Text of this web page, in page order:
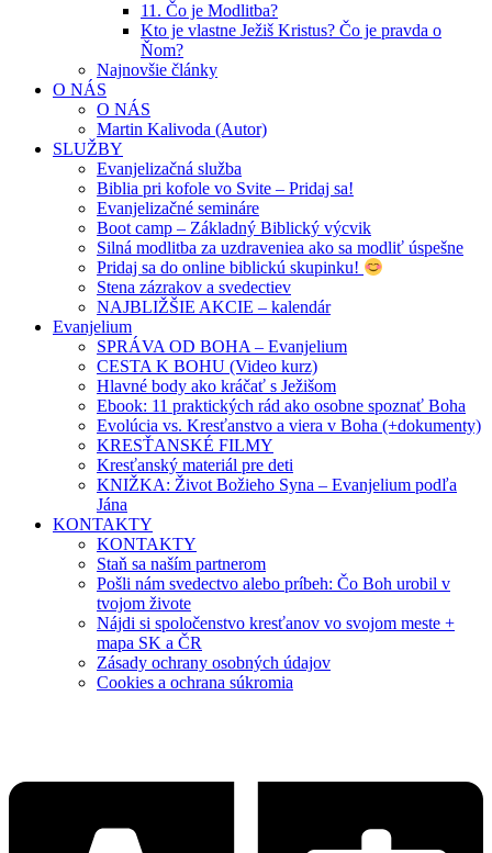
11. Čo je Modlitba?
Kto je vlastne Ježiš Kristus? Čo je pravda o
Ňom?
Najnovšie články
O NÁS
O NÁS
Martin Kalivoda (Autor)
SLUŽBY
Evanjelizačná služba
Biblia pri kofole vo Svite – Pridaj sa!
Evanjelizačné semináre
Boot camp – Základný Biblický výcvik
Silná modlitba za uzdraveniea ako sa modliť úspešne
Pridaj sa do online biblickú skupinku!
Stena zázrakov a svedectiev
NAJBLIŽŠIE AKCIE – kalendár
Evanjelium
SPRÁVA OD BOHA – Evanjelium
CESTA K BOHU (Video kurz)
Hlavné body ako kráčať s Ježišom
Ebook: 11 praktických rád ako osobne spoznať Boha
Evolúcia vs. Kresťanstvo a viera v Boha (+dokumenty)
KRESŤANSKÉ FILMY
Kresťanský materiál pre deti
KNIŽKA: Život Božieho Syna – Evanjelium podľa
Jána
KONTAKTY
KONTAKTY
Staň sa naším partnerom
Pošli nám svedectvo alebo príbeh: Čo Boh urobil v
tvojom živote
Nájdi si spoločenstvo kresťanov vo svojom meste +
mapa SK a ČR
Zásady ochrany osobných údajov
Cookies a ochrana súkromia